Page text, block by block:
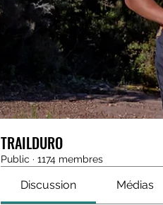
TRAILDURO
Public · 1174 membres
Discussion Médias